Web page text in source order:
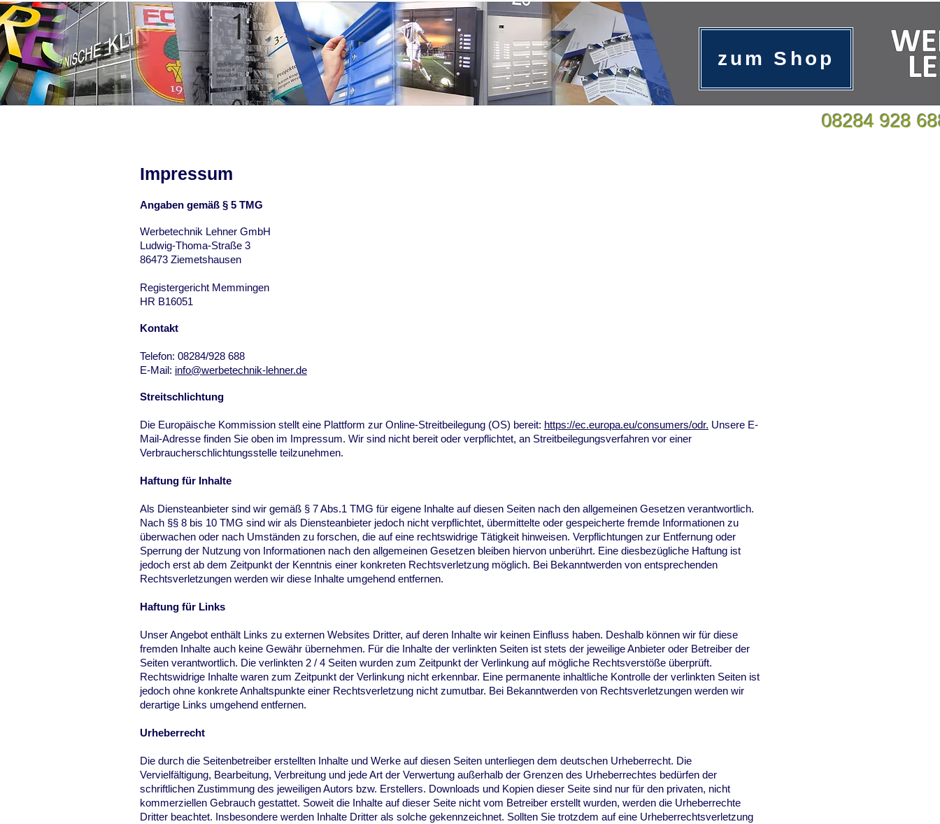
zum Shop
08284 928
Impressum
Angaben gemäß § 5 TMG
Werbetechnik Lehner GmbH
Ludwig-Thoma-Straße 3
86473 Ziemetshausen
Registergericht Memmingen
HR B16051
Kontakt
Telefon: 08284/928 688
E-Mail: info@werbetechnik-lehner.de
Streitschlichtung
Die Europäische Kommission stellt eine Plattform zur Online-Streitbeilegung (OS) bereit: https://ec.europa.eu/consumers/odr. Unsere E-
Mail-Adresse finden Sie oben im Impressum. Wir sind nicht bereit oder verpflichtet, an Streitbeilegungsverfahren vor einer
Verbraucherschlichtungsstelle teilzunehmen.
Haftung für Inhalte
Als Diensteanbieter sind wir gemäß § 7 Abs.1 TMG für eigene Inhalte auf diesen Seiten nach den allgemeinen Gesetzen verantwortlich.
Nach §§ 8 bis 10 TMG sind wir als Diensteanbieter jedoch nicht verpflichtet, übermittelte oder gespeicherte fremde Informationen zu
überwachen oder nach Umständen zu forschen, die auf eine rechtswidrige Tätigkeit hinweisen. Verpflichtungen zur Entfernung oder
Sperrung der Nutzung von Informationen nach den allgemeinen Gesetzen bleiben hiervon unberührt. Eine diesbezügliche Haftung ist
jedoch erst ab dem Zeitpunkt der Kenntnis einer konkreten Rechtsverletzung möglich. Bei Bekanntwerden von entsprechenden
Rechtsverletzungen werden wir diese Inhalte umgehend entfernen.
Haftung für Links
Unser Angebot enthält Links zu externen Websites Dritter, auf deren Inhalte wir keinen Einfluss haben. Deshalb können wir für diese
fremden Inhalte auch keine Gewähr übernehmen. Für die Inhalte der verlinkten Seiten ist stets der jeweilige Anbieter oder Betreiber der
Seiten verantwortlich. Die verlinkten 2 / 4 Seiten wurden zum Zeitpunkt der Verlinkung auf mögliche Rechtsverstöße überprüft.
Rechtswidrige Inhalte waren zum Zeitpunkt der Verlinkung nicht erkennbar. Eine permanente inhaltliche Kontrolle der verlinkten Seiten ist
jedoch ohne konkrete Anhaltspunkte einer Rechtsverletzung nicht zumutbar. Bei Bekanntwerden von Rechtsverletzungen werden wir
derartige Links umgehend entfernen.
Urheberrecht
Die durch die Seitenbetreiber erstellten Inhalte und Werke auf diesen Seiten unterliegen dem deutschen Urheberrecht. Die
Vervielfältigung, Bearbeitung, Verbreitung und jede Art der Verwertung außerhalb der Grenzen des Urheberrechtes bedürfen der
schriftlichen Zustimmung des jeweiligen Autors bzw. Erstellers. Downloads und Kopien dieser Seite sind nur für den privaten, nicht
kommerziellen Gebrauch gestattet. Soweit die Inhalte auf dieser Seite nicht vom Betreiber erstellt wurden, werden die Urheberrechte
Dritter beachtet. Insbesondere werden Inhalte Dritter als solche gekennzeichnet. Sollten Sie trotzdem auf eine Urheberrechtsverletzung